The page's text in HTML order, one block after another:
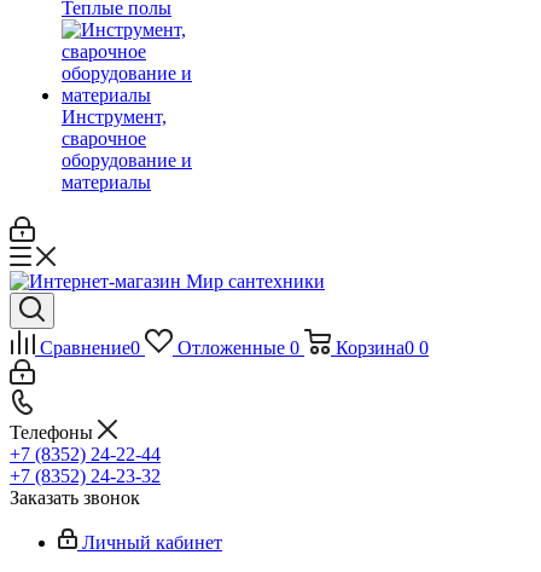
Теплые полы
Инструмент,
сварочное
оборудование и
материалы
Сравнение0 Отложенные 0 Корзина0 0
Телефоны
+7 (8352) 24-22-44
+7 (8352) 24-23-32
Заказать звонок
Личный кабинет